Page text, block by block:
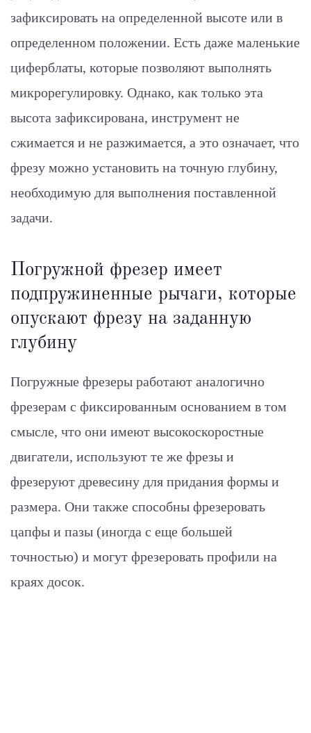
зафиксировать на определенной высоте или в
определенном положении. Есть даже маленькие
циферблаты, которые позволяют выполнять
микрорегулировку. Однако, как только эта
высота зафиксирована, инструмент не
сжимается и не разжимается, а это означает, что
фрезу можно установить на точную глубину,
необходимую для выполнения поставленной
задачи.
Погружной фрезер имеет
подпружиненные рычаги, которые
опускают фрезу на заданную
глубину
Погружные фрезеры работают аналогично
фрезерам с фиксированным основанием в том
смысле, что они имеют высокоскоростные
двигатели, используют те же фрезы и
фрезеруют древесину для придания формы и
размера. Они также способны фрезеровать
цапфы и пазы (иногда с еще большей
точностью) и могут фрезеровать профили на
краях досок.